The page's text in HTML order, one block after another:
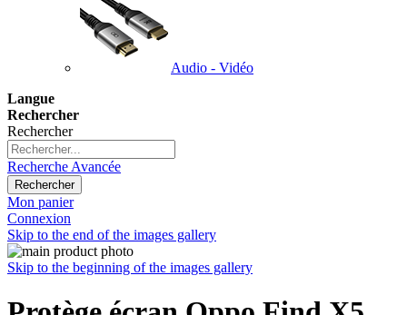
Audio - Vidéo
Langue
Rechercher
Rechercher
Recherche Avancée
Rechercher
Mon panier
Connexion
Skip to the end of the images gallery
Skip to the beginning of the images gallery